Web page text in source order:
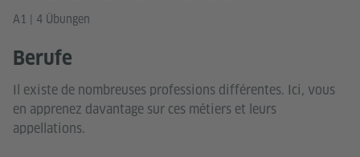
A1 | 4 Übungen
Berufe
Il existe de nombreuses professions différentes. Ici, vous
en apprenez davantage sur ces métiers et leurs
appellations.